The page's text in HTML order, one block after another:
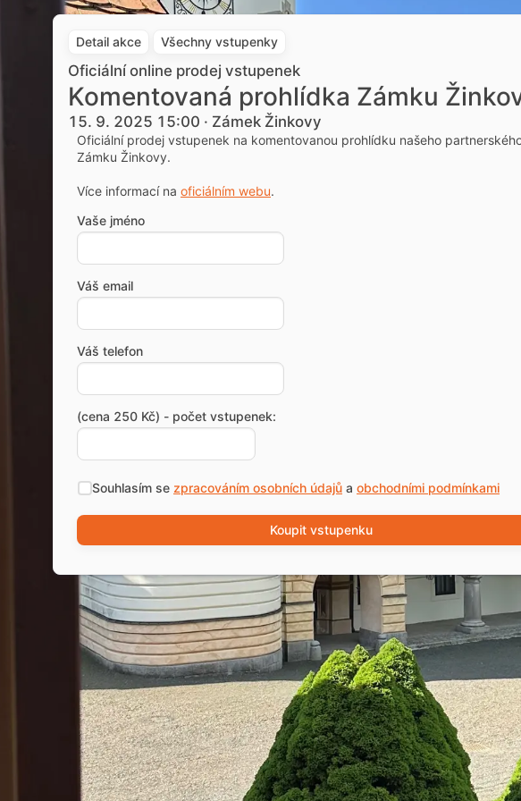
Detail akce Všechny vstupenky
Oficiální online prodej vstupenek
Komentovaná prohlídka Zámku
15. 9. 2025 15:00 · Zámek Žinkovy
Oficiální prodej vstupenek na komentovanou prohlídku našeho
Zámku Žinkovy.
Více informací na oficiálním webu.
Vaše jméno
Váš email
Váš telefon
(cena 250 Kč) - počet vstupenek:
Souhlasím se zpracováním osobních údajů a obchodními podmínkami
Koupit vstupenku